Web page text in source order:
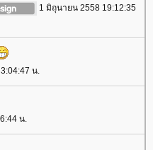
1 มิถุนายน 2558 19:12:35
น.
น.